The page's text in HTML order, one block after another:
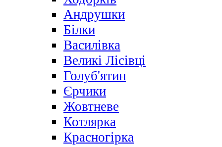
Андрушки
Білки
Василівка
Великі Лісівці
Голуб'ятин
Єрчики
Жовтневе
Котлярка
Красногірка